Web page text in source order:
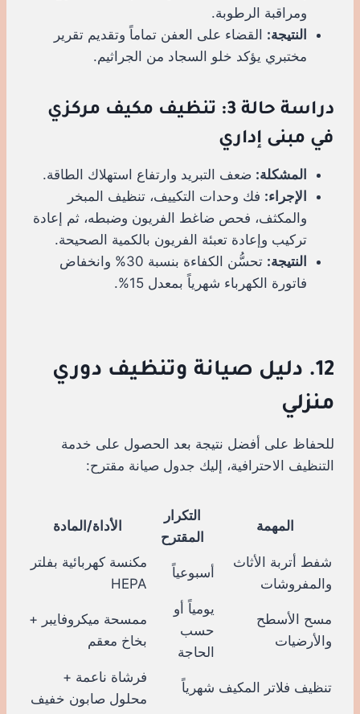
ومراقبة الرطوبة.
النتيجة: القضاء على العفن تماماً وتقديم تقرير
مختبري يؤكد خلو السجاد من الجراثيم.
دراسة حالة 3: تنظيف مكيف مركزي
في مبنى إداري
المشكلة: ضعف التبريد وارتفاع استهلاك الطاقة.
الإجراء: فك وحدات التكييف، تنظيف المبخر
والمكثف، فحص ضاغط الفريون وضبطه، ثم إعادة
تركيب وإعادة تعبئة الفريون بالكمية الصحيحة.
النتيجة:
تحسُّن الكفاءة بنسبة 30% وانخفاض
فاتورة الكهرباء شهرياً بمعدل 15%.
12. دليل صيانة وتنظيف دوري
منزلي
للحفاظ على أفضل نتيجة بعد الحصول على خدمة
التنظيف الاحترافية، إليك جدول صيانة مقترح:
المهمة
التكرار
المقترح
الأداة/المادة
شفط أتربة الأثاث
والمفروشات
أسبوعياً
مكنسة كهربائية بفلتر
HEPA
مسح الأسطح
والأرضيات
يومياً أو
حسب
الحاجة
ممسحة ميكروفايبر +
بخاخ معقم
تنظيف فلاتر المكيف شهرياً
فرشاة ناعمة +
محلول صابون خفيف